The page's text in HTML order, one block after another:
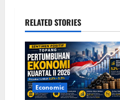
i
g
a
t
RELATED STORIES
Economic